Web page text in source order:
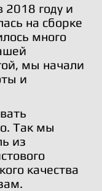
2018 году и
на сборке
много
мы начали
и
Так мы
из
качества